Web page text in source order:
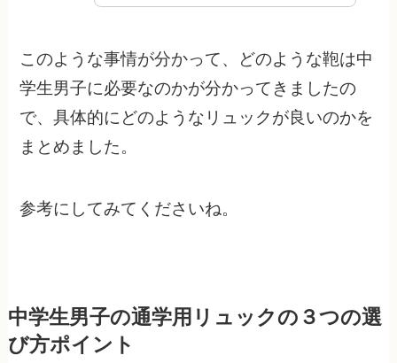
このような事情が分かって、どのような鞄は中
学生男子に必要なのかが分かってきましたの
で、具体的にどのようなリュックが良いのかを
まとめました。
参考にしてみてくださいね。
中学生男子の通学用リュックの３つの選
び方ポイント